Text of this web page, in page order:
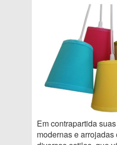
Em contrapartida
modernas e